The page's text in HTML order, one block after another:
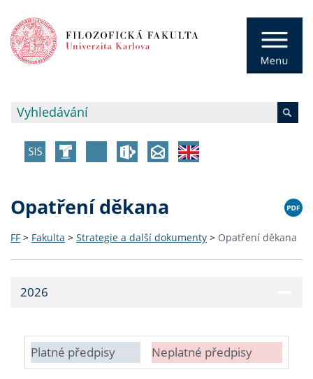
Opatření děkana
FF > Fakulta > Strategie a další dokumenty > Opatření děkana
2026
Platné předpisy Neplatné předpisy